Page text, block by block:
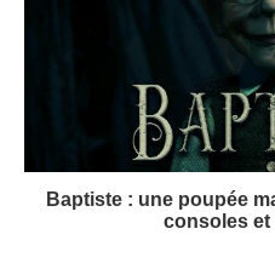
Baptiste : une poupée
consoles et